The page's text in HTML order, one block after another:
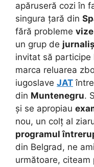
apăruseră cozi în
singura țară din
fără probleme
un grup de
invitat să participe
marca reluarea
iugoslave JAT între
din Muntenegru.
și se apropiau
nou, un colț al
programul
din Belgrad, ne
următoare, citeam